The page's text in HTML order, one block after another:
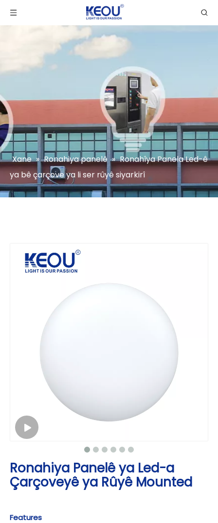
Xane » Ronahiya panelê » Ronahîya Panela Led-ê
ya bê çarçove ya li ser rûyê siyarkirî
Ronahiya Panelê ya Led-a
Çarçoveyê ya Rûyê Mounted
Features